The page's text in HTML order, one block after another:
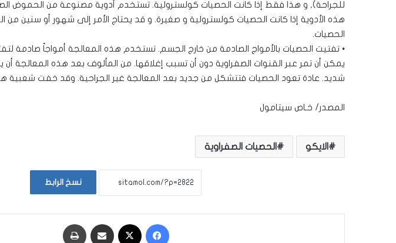
للجراحة), و هذا فقط إذا كانت الحصيات كولسترولية. تستخدم أدوية مصنوعة من الحموض
هذه الأدوية إذا كانت الحصيات كولسترولية و صغيرة. و قد يحتاج الأمر إلى شهور أو سنين
الحصيات.
• تفتيت الحصيات بالأمواج الصادمة من خارج الجسم. تستخدم هذه المعالجة أمواجاً صادمة
يمكن أن تمر عبر القنوات الصفراوية دون أن تسبب إغلاقها. من المألوف بعد هذه المعالجة
شديد. عادة تعود الحصيات فتتشكل من جديد بعد المعالجة غير الجراحية. وقد خفت شعبية هذا
المصدر/ خـاص سيتامول
الايكو الحصيات الصفراوية
نسخ الرابط